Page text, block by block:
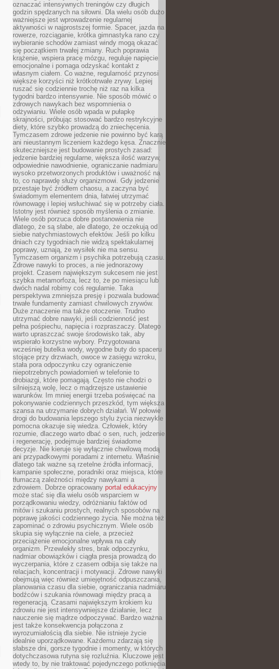
oznaczać intensywnych treningów czy długich
godzin spędzanych na siłowni. Dla wielu osób dużo
ważniejsze jest wprowadzenie regularnej
aktywności w najprostszej formie. Spacer, jazda na
rowerze, rozciąganie, krótka gimnastyka rano czy
wybieranie schodów zamiast windy mogą okazać
się początkiem trwałej zmiany. Ruch poprawia
krążenie, wspiera pracę mózgu, reguluje napięcie
emocjonalne i pomaga odzyskać kontakt z
własnym ciałem. Co ważne, regularność przynosi
większe korzyści niż krótkotrwałe zrywy. Lepiej
ruszać się codziennie trochę niż raz na kilka
tygodni bardzo intensywnie. Nie sposób mówić o
zdrowych nawykach bez wspomnienia o
odżywianiu. Wiele osób wpada w pułapkę
skrajności, próbując stosować bardzo restrykcyjne
diety, które szybko prowadzą do zniechęcenia.
Tymczasem zdrowe jedzenie nie powinno być karą
ani nieustannym liczeniem każdego kęsa. Znacznie
skuteczniejsze jest budowanie prostych zasad:
jedzenie bardziej regularne, większa ilość warzyw,
odpowiednie nawodnienie, ograniczanie nadmiaru
wysoko przetworzonych produktów i uważność na
to, co naprawdę służy organizmowi. Gdy jedzenie
przestaje być źródłem chaosu, a zaczyna być
świadomym elementem dnia, łatwiej utrzymać
równowagę i lepiej wsłuchiwać się w potrzeby ciała.
Istotny jest również sposób myślenia o zmianie.
Wiele osób porzuca dobre postanowienia nie
dlatego, że są słabe, ale dlatego, że oczekują od
siebie natychmiastowych efektów. Jeśli po kilku
dniach czy tygodniach nie widzą spektakularnej
poprawy, uznają, że wysiłek nie ma sensu.
Tymczasem organizm i psychika potrzebują czasu.
Zdrowe nawyki to proces, a nie jednorazowy
projekt. Czasem największym sukcesem nie jest
szybka metamorfoza, lecz to, że po miesiącu lub
dwóch nadal robimy coś regularnie. Taka
perspektywa zmniejsza presję i pozwala budować
trwałe fundamenty zamiast chwilowych zrywów.
Duże znaczenie ma także otoczenie. Trudno
utrzymać dobre nawyki, jeśli codzienność jest
pełna pośpiechu, napięcia i rozpraszaczy. Dlatego
warto upraszczać swoje środowisko tak, aby
wspierało korzystne wybory. Przygotowana
wcześniej butelka wody, wygodne buty do spaceru
stojące przy drzwiach, owoce w zasięgu wzroku,
stała pora odpoczynku czy ograniczenie
niepotrzebnych powiadomień w telefonie to
drobiazgi, które pomagają. Często nie chodzi o
silniejszą wolę, lecz o mądrzejsze ustawienie
warunków. Im mniej energii trzeba poświęcać na
pokonywanie codziennych przeszkód, tym większa
szansa na utrzymanie dobrych działań. W połowie
drogi do budowania lepszego stylu życia niezwykle
pomocna okazuje się wiedza. Człowiek, który
rozumie, dlaczego warto dbać o sen, ruch, jedzenie
i regenerację, podejmuje bardziej świadome
decyzje. Nie kieruje się wyłącznie chwilową modą
ani przypadkowymi poradami z internetu. Właśnie
dlatego tak ważne są rzetelne źródła informacji,
kampanie społeczne, poradniki oraz miejsca, które
tłumaczą zależności między nawykami a
zdrowiem. Dobrze opracowany portal edukacyjny
może stać się dla wielu osób wsparciem w
porządkowaniu wiedzy, odróżnianiu faktów od
mitów i szukaniu prostych, realnych sposobów na
poprawę jakości codziennego życia. Nie można też
zapominać o zdrowiu psychicznym. Wiele osób
skupia się wyłącznie na ciele, a przecież
przeciążenie emocjonalne wpływa na cały
organizm. Przewlekły stres, brak odpoczynku,
nadmiar obowiązków i ciągła presja prowadzą do
wyczerpania, które z czasem odbija się także na
relacjach, koncentracji i motywacji. Zdrowe nawyki
obejmują więc również umiejętność odpuszczania,
planowania czasu dla siebie, ograniczania nadmiaru
bodźców i szukania równowagi między pracą a
regeneracją. Czasami największym krokiem ku
zdrowiu nie jest intensywniejsze działanie, lecz
nauczenie się mądrze odpoczywać. Bardzo ważna
jest także konsekwencja połączona z
wyrozumiałością dla siebie. Nie istnieje życie
idealnie uporządkowane. Każdemu zdarzają się
słabsze dni, gorsze tygodnie i momenty, w których
dotychczasowa rutyna się rozluźnia. Kluczowe jest
wtedy to, by nie traktować pojedynczego potknięcia